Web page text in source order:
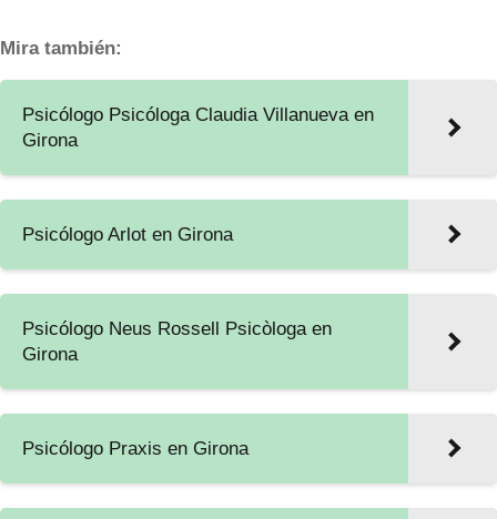
Mira también:
Psicólogo Psicóloga Claudia Villanueva en
Girona
Psicólogo Arlot en Girona
Psicólogo Neus Rossell Psicòloga en
Girona
Psicólogo Praxis en Girona